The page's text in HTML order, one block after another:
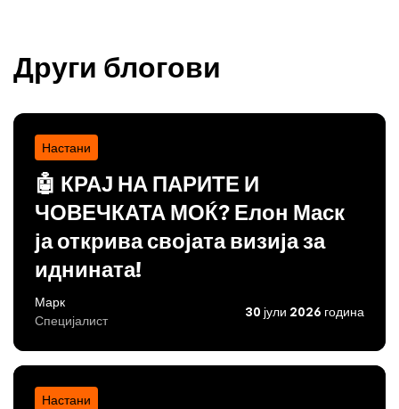
Други блогови
Настани
🤖 КРАЈ НА ПАРИТЕ И
ЧОВЕЧКАТА МОЌ? Елон Маск
ја открива својата визија за
иднината!
Марк
Специјалист
30 јули 2026 година
Настани